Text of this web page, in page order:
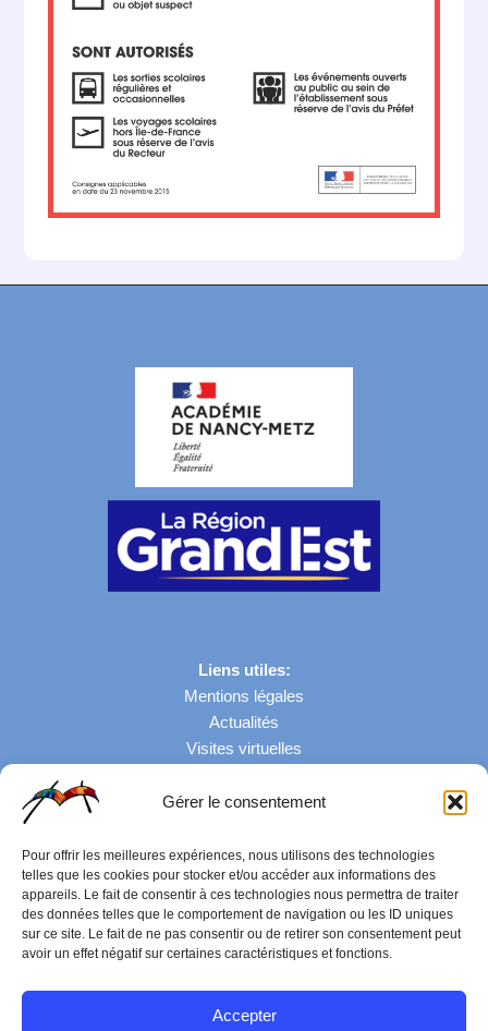
Gérer le consentement
Pour offrir les meilleures expériences, nous utilisons des technologies
telles que les cookies pour stocker et/ou accéder aux informations des
appareils. Le fait de consentir à ces technologies nous permettra de traiter
des données telles que le comportement de navigation ou les ID uniques
sur ce site. Le fait de ne pas consentir ou de retirer son consentement peut
avoir un effet négatif sur certaines caractéristiques et fonctions.
Accepter
Liens utiles:
Mentions légales
Actualités
Visites virtuelles
Nombre de visites: 43057